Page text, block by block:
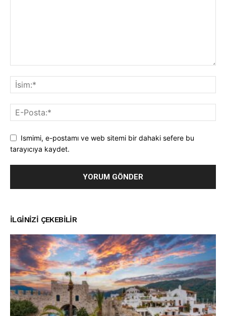
Ismimi, e-postamı ve web sitemi bir dahaki sefere bu
tarayıcıya kaydet.
İLGINIZI ÇEKEBILIR